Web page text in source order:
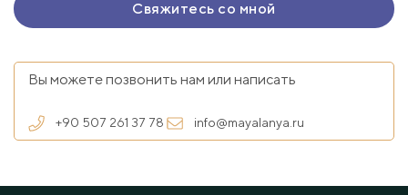
Вы можете позвонить нам или написать
+90 507 261 37 78 info@mayalanya.ru